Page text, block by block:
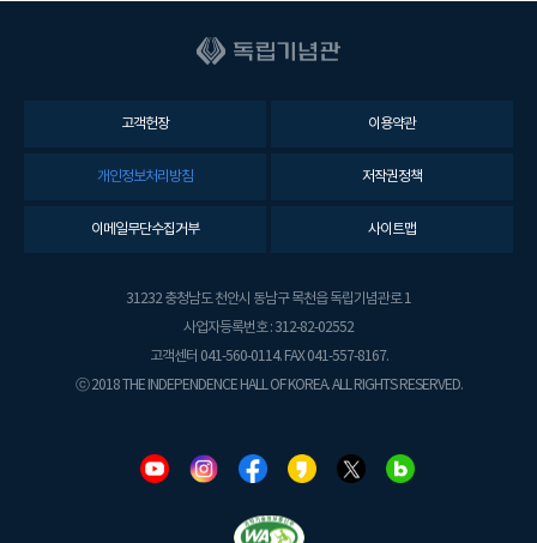
고객헌장 이용약관
개인정보처리방침 저작권정책
이메일무단수집거부 사이트맵
31232 충청남도 천안시 동남구 목천읍 독립기념관로 1
사업자등록번호 : 312-82-02552
고객센터 041-560-0114. FAX 041-557-8167.
ⓒ 2018 THE INDEPENDENCE HALL OF KOREA. ALL RIGHTS RESERVED.